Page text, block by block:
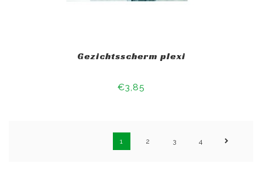
Gezichtsscherm plexi
€3,85
1 2 3 4